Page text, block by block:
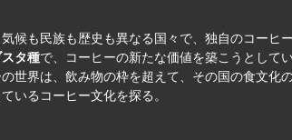
も民族も歴史も異なる国々で、独自のコーヒ
スタ種で、コーヒーの新たな価値を築こうとして
世界は、飲み物の枠を超えて、その国の食文化
いるコーヒー文化を探る。